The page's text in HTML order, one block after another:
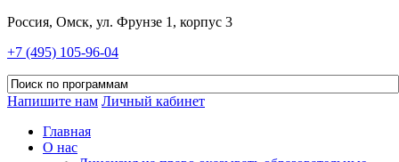
Россия, Омск, ул. Фрунзе 1, корпус 3
+7 (495) 105-96-04
Напишите нам Личный кабинет
Главная
О нас